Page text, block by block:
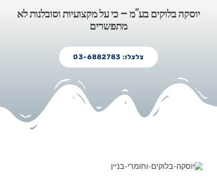
יוסקה בלוקים בע"מ – כי על מקצועיות וסובלנות לא
מתפשרים
צלצלו: 03-6882783